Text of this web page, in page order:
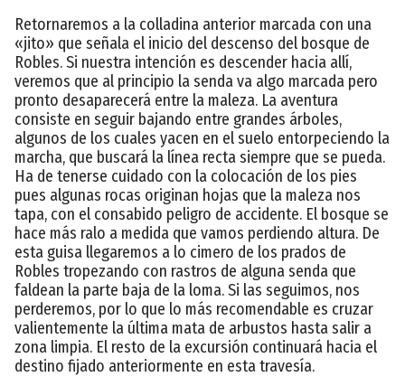
Retornaremos a la colladina anterior marcada con una
«jito» que señala el inicio del descenso del bosque de
Robles. Si nuestra intención es descender hacia allí,
veremos que al principio la senda va algo marcada pero
pronto desaparecerá entre la maleza. La aventura
consiste en seguir bajando entre grandes árboles,
algunos de los cuales yacen en el suelo entorpeciendo la
marcha, que buscará la línea recta siempre que se pueda.
Ha de tenerse cuidado con la colocación de los pies
pues algunas rocas originan hojas que la maleza nos
tapa, con el consabido peligro de accidente. El bosque se
hace más ralo a medida que vamos perdiendo altura. De
esta guisa llegaremos a lo cimero de los prados de
Robles tropezando con rastros de alguna senda que
faldean la parte baja de la loma. Si las seguimos, nos
perderemos, por lo que lo más recomendable es cruzar
valientemente la última mata de arbustos hasta salir a
zona limpia. El resto de la excursión continuará hacia el
destino fijado anteriormente en esta travesía.